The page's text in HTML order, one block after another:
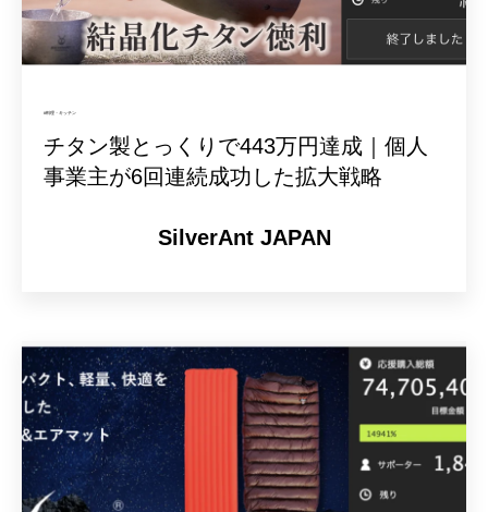
#料理・キッチン
チタン製とっくりで443万円達成｜個人
事業主が6回連続成功した拡大戦略
SilverAnt JAPAN